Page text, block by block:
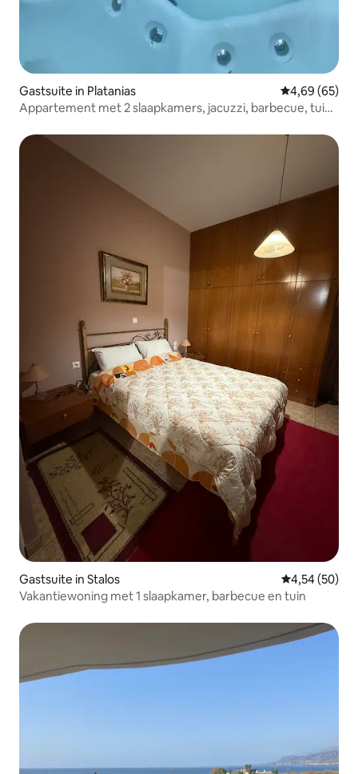
Gastsuite in Platanias Gemiddelde
4,69 (65)
Appartement met 2 slaapkamers, jacuzzi, barbecue, tuin,
Gastsuite in Stalos Gemiddelde
4,54 (50)
Vakantiewoning met 1 slaapkamer, barbecue en tuin